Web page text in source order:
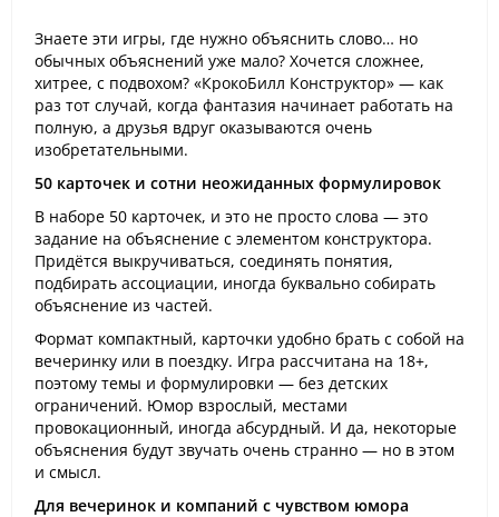
Знаете эти игры, где нужно объяснить слово… но
обычных объяснений уже мало? Хочется сложнее,
хитрее, с подвохом? «КрокоБилл Конструктор» — как
раз тот случай, когда фантазия начинает работать на
полную, а друзья вдруг оказываются очень
изобретательными.
50 карточек и сотни неожиданных формулировок
В наборе 50 карточек, и это не просто слова — это
задание на объяснение с элементом конструктора.
Придётся выкручиваться, соединять понятия,
подбирать ассоциации, иногда буквально собирать
объяснение из частей.
Формат компактный, карточки удобно брать с собой на
вечеринку или в поездку. Игра рассчитана на 18+,
поэтому темы и формулировки — без детских
ограничений. Юмор взрослый, местами
провокационный, иногда абсурдный. И да, некоторые
объяснения будут звучать очень странно — но в этом
и смысл.
Для вечеринок и компаний с чувством юмора